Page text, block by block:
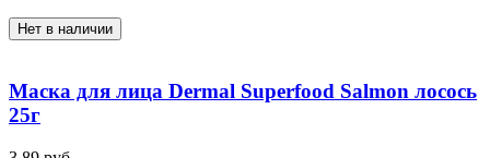
Нет в наличии
Маска для лица Dermal Superfood Salmon лосось
25г